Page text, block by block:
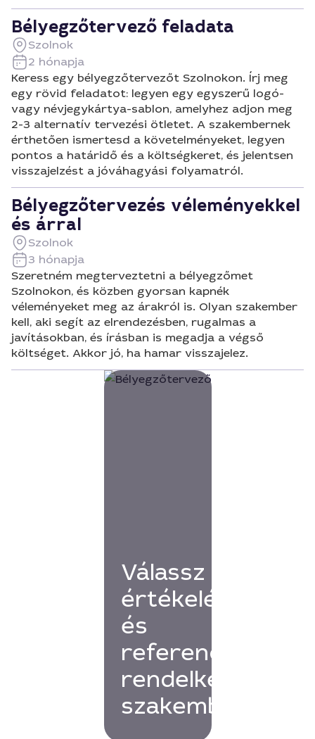
Bélyegzőtervező feladata
Szolnok
2 hónapja
Keress egy bélyegzőtervezőt Szolnokon. Írj meg
egy rövid feladatot: legyen egy egyszerű logó-
vagy névjegykártya-sablon, amelyhez adjon meg
2-3 alternatív tervezési ötletet. A szakembernek
érthetően ismertesd a követelményeket, legyen
pontos a határidő és a költségkeret, és jelentsen
visszajelzést a jóváhagyási folyamatról.
Bélyegzőtervezés véleményekkel
és árral
Szolnok
3 hónapja
Szeretném megterveztetni a bélyegzőmet
Szolnokon, és közben gyorsan kapnék
véleményeket meg az árakról is. Olyan szakember
kell, aki segít az elrendezésben, rugalmas a
javításokban, és írásban is megadja a végső
költséget. Akkor jó, ha hamar visszajelez.
Válassz
értékelésekkel
és
referenciákkal
rendelkező
szakembert!